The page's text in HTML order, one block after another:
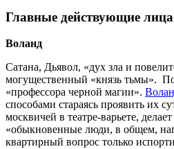
Главные действующие лица
Воланд
Сатана, Дьявол, «дух зла и
могущественный «князь тьмы».
«профессора черной магии».
способами стараясь проявить их
москвичей в театре-варьете,
«обыкновенные люди, в общем,
квартирный вопрос только